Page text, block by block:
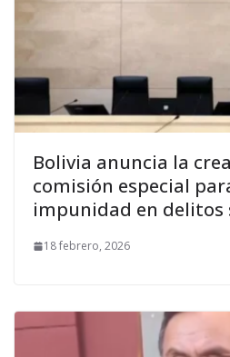
Bolivia anuncia la
comisión especial
impunidad en delitos
18 febrero, 2026